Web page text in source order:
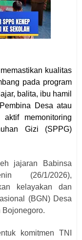
kualitas
pada program
balita, ibu hamil
Desa atau
memonitoring
Gizi (SPPG)
jajaran Babinsa
(26/1/2026),
kelayakan dan
(BGN) Desa
Bojonegoro.
komitmen TNI